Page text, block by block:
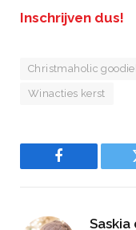
Inschrijven dus!
Christmaholic
Winacties kerst
Facebook
Saskia